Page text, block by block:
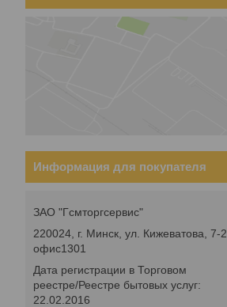
Информация для покупателя
ЗАО "Гсмторгсервис"
220024, г. Минск, ул. Кижеватова, 7-2,
офис1301
Дата регистрации в Торговом
реестре/Реестре бытовых услуг:
22.02.2016